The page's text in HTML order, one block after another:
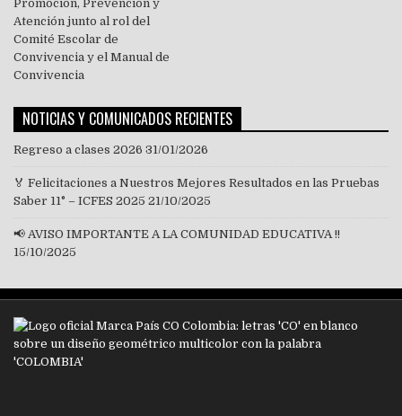
NOTICIAS Y COMUNICADOS RECIENTES
Regreso a clases 2026 31/01/2026
🏅 Felicitaciones a Nuestros Mejores Resultados en las Pruebas
Saber 11° – ICFES 2025 21/10/2025
📢 AVISO IMPORTANTE A LA COMUNIDAD EDUCATIVA !!
15/10/2025